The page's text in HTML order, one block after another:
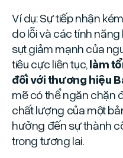
Ví dụ: Sự tiếp nhận
do lỗi và các tính
sụt giảm mạnh của
tiêu cực liên tục,làm
đối với thương hiệu
mẽ có thể ngăn chặn
chất lượng của một
hưởng đến sự thành
trong tương lai.